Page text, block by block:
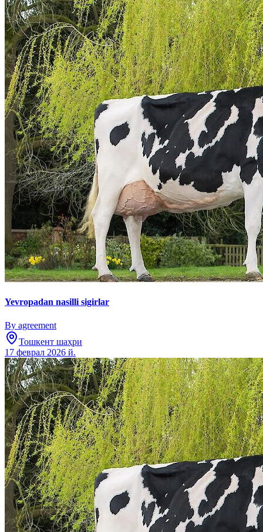
Yevropadan nasilli sigirlar
By agreement
Тошкент шаҳри
17 феврал 2026 й.